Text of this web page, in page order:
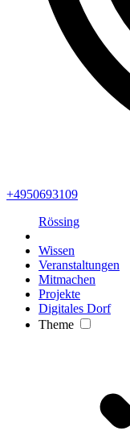
+4950693109
Rössing
Wissen
Veranstaltungen
Mitmachen
Projekte
Digitales Dorf
Theme